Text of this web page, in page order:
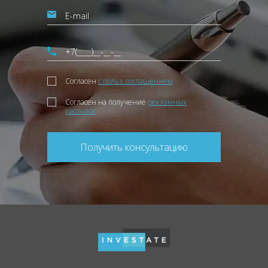
Согласен с польз. соглашением
Согласен на получение рекламных
рассылок
Получить консультацию